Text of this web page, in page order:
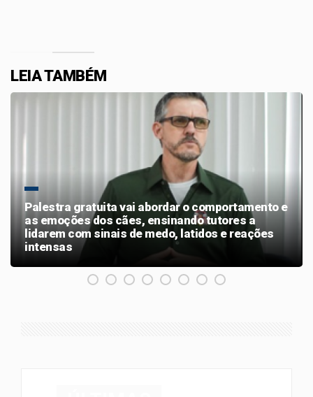
LEIA TAMBÉM
Palestra gratuita vai abordar o comportamento e
as emoções dos cães, ensinando tutores a
lidarem com sinais de medo, latidos e reações
intensas